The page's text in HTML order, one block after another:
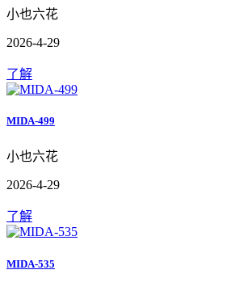
小也六花
2026-4-29
了解
MIDA-499
小也六花
2026-4-29
了解
MIDA-535